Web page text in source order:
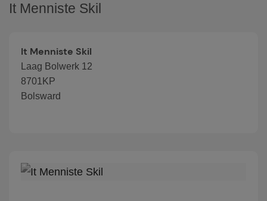
It Menniste Skil
It Menniste Skil
Laag Bolwerk 12
8701KP
Bolsward